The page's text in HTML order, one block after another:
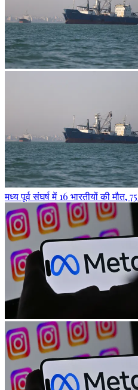
मध्य पूर्व संघर्ष में 16 भारतीयों की मौत,